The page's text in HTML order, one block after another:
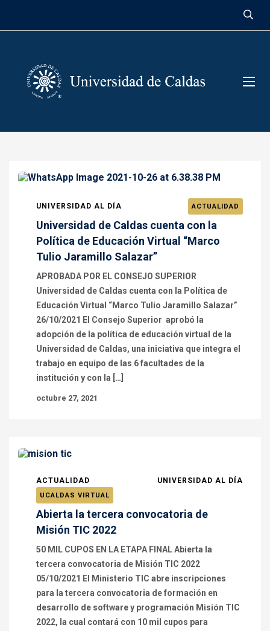
UNIVERSIDAD AL DÍA ACTUALIDAD
Universidad de Caldas cuenta con la
Política de Educación Virtual “Marco
Tulio Jaramillo Salazar”
APROBADA POR EL CONSEJO SUPERIOR
Universidad de Caldas cuenta con la Política de
Educación Virtual “Marco Tulio Jaramillo Salazar”
26/10/2021 El Consejo Superior aprobó la
adopción de la política de educación virtual de la
Universidad de Caldas, una iniciativa que integra el
trabajo en equipo de las 6 facultades de la
institución y con la […]
octubre 27, 2021
ACTUALIDAD UNIVERSIDAD AL DÍA
UCALDAS VIRTUAL
Abierta la tercera convocatoria de
Misión TIC 2022
50 MIL CUPOS EN LA ETAPA FINAL Abierta la
tercera convocatoria de Misión TIC 2022
05/10/2021 El Ministerio TIC abre inscripciones
para la tercera convocatoria de formación en
desarrollo de software y programación Misión TIC
2022, la cual contará con 10 mil cupos para